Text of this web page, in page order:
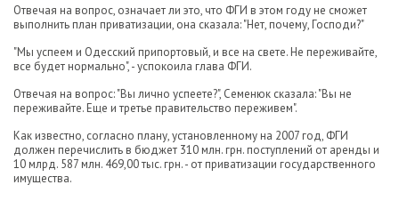
Отвечая на вопрос, означает ли это, что ФГИ в этом году не сможет
выполнить план приватизации, она сказала: "Нет, почему, Господи?"
"Мы успеем и Одесский припортовый, и все на свете. Не переживайте,
все будет нормально", - успокоила глава ФГИ.
Отвечая на вопрос: "Вы лично успеете?", Семенюк сказала: "Вы не
переживайте. Еще и третье правительство переживем".
Как известно, согласно плану, установленному на 2007 год, ФГИ
должен перечислить в бюджет 310 млн. грн. поступлений от аренды и
10 млрд. 587 млн. 469,00 тыс. грн. - от приватизации государственного
имущества.